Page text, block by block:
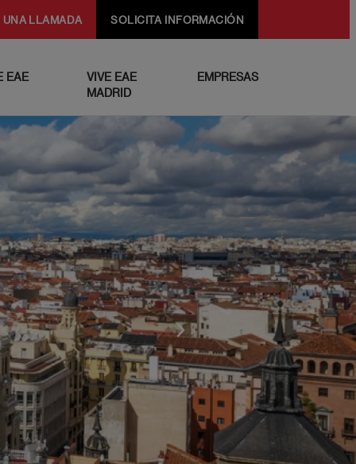
UNA LLAMADA SOLICITA INFORMACIÓN
EAE
VIVE EAE
MADRID
EMPRESAS